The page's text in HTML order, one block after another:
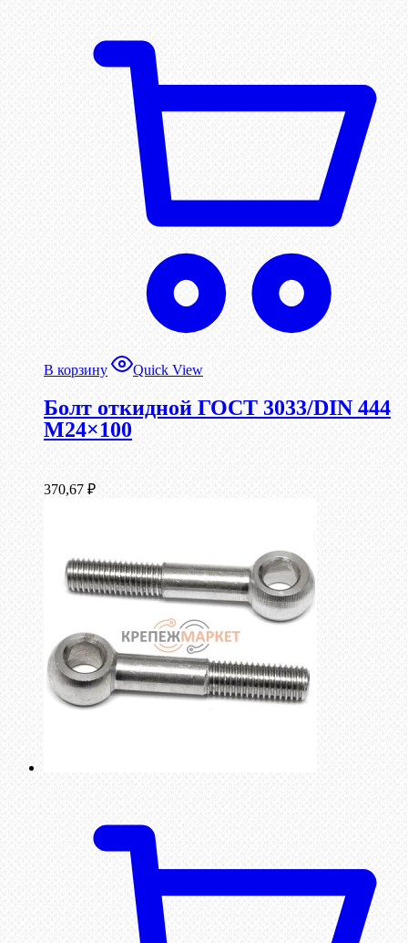
В корзину Quick View
Болт откидной ГОСТ 3033/DIN 444
М24×100
370,67 ₽